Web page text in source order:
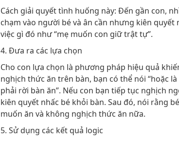
Cách giải quyết tình huống này: Đến gần con,
chạm vào người bé và ân cần nhưng kiên
việc gì đó như “mẹ muốn con giữ trật tự”.
4. Đưa ra các lựa chọn
Cho con lựa chọn là phương pháp hiệu quả
nghịch thức ăn trên bàn, bạn có thể nói “hoặc
phải rời bàn ăn”. Nếu con bạn tiếp tục nghịch
kiên quyết nhấc bé khỏi bàn. Sau đó, nói rằng
muốn ăn và không nghịch thức ăn nữa.
5. Sử dụng các kết quả logic